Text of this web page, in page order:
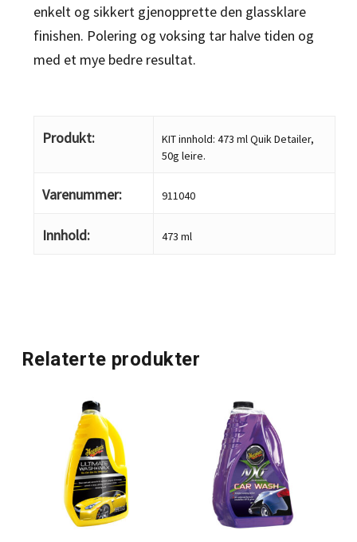
enkelt og sikkert gjenopprette den glassklare
finishen. Polering og voksing tar halve tiden og
med et mye bedre resultat.
Produkt:
KIT innhold: 473 ml Quik Detailer,
50g leire.
Varenummer: 911040
Innhold: 473 ml
Relaterte produkter